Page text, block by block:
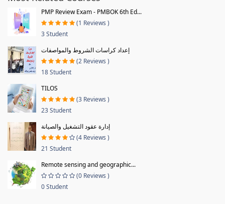
PMP Review Exam - PMBOK 6th Ed...
(1 Reviews )
3 Student
إعداد كراسات الشروط والمواصفات
(2 Reviews )
18 Student
TILOS
(3 Reviews )
23 Student
إدارة عقود التشغيل والصيانة
(4 Reviews )
21 Student
Remote sensing and geographic...
(0 Reviews )
0 Student